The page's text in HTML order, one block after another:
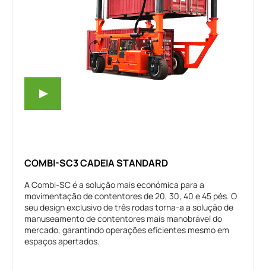
COMBI-SC3 CADEIA STANDARD
A Combi-SC é a solução mais económica para a
movimentação de contentores de 20, 30, 40 e 45 pés. O
seu design exclusivo de três rodas torna-a a solução de
manuseamento de contentores mais manobrável do
mercado, garantindo operações eficientes mesmo em
espaços apertados.